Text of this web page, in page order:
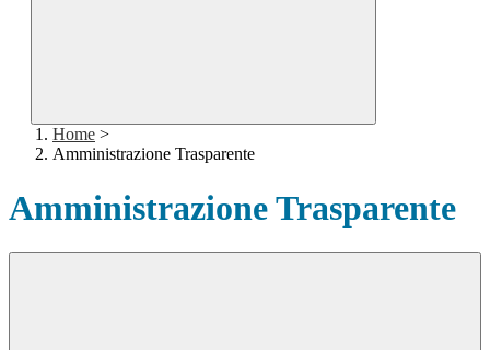
Home >
Amministrazione Trasparente
Amministrazione Trasparente